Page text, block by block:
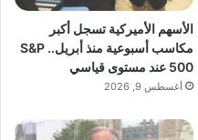
الأسهم الأميركية تسجل أكبر
مكاسب أسبوعية منذ أبريل.. S&P
500 عند مستوى قياسي
أغسطس 9, 2026